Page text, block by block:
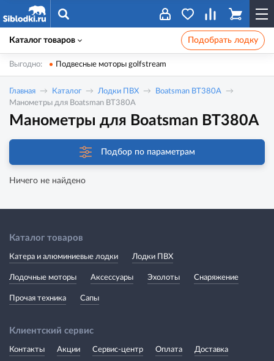
Каталог товаров Подобрать лодку
Выгодно: Подвесные моторы golfstream
Главная Каталог Лодки ПВХ
Boatsman BT380A
Манометры для Boatsman BT380A
Манометры для Boatsman BT380A
Подбор по параметрам
Ничего не найдено
Каталог товаров
Катера и алюминиевые лодки Лодки ПВХ
Лодочные моторы Аксессуары Эхолоты Снаряжение
Прочая техника Сапы
Клиентский сервис
Контакты Акции Сервис-центр Оплата Доставка